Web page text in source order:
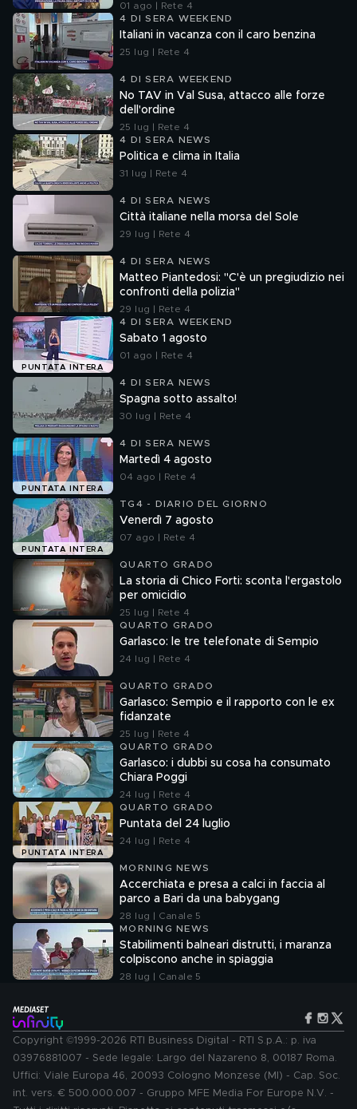
01 ago | Rete 4
4 DI SERA WEEKEND
Italiani in vacanza con il caro benzina
25 lug | Rete 4
4 DI SERA WEEKEND
No TAV in Val Susa, attacco alle forze
dell'ordine
25 lug | Rete 4
4 DI SERA NEWS
Politica e clima in Italia
31 lug | Rete 4
4 DI SERA NEWS
Città italiane nella morsa del Sole
29 lug | Rete 4
4 DI SERA NEWS
Matteo Piantedosi: "C'è un pregiudizio nei
confronti della polizia"
29 lug | Rete 4
PUNTATA INTERA
4 DI SERA WEEKEND
Sabato 1 agosto
01 ago | Rete 4
4 DI SERA NEWS
Spagna sotto assalto!
30 lug | Rete 4
PUNTATA INTERA
4 DI SERA NEWS
Martedì 4 agosto
04 ago | Rete 4
PUNTATA INTERA
TG4 - DIARIO DEL GIORNO
Venerdì 7 agosto
07 ago | Rete 4
QUARTO GRADO
La storia di Chico Forti: sconta l'ergastolo
per omicidio
25 lug | Rete 4
QUARTO GRADO
Garlasco: le tre telefonate di Sempio
24 lug | Rete 4
QUARTO GRADO
Garlasco: Sempio e il rapporto con le ex
fidanzate
25 lug | Rete 4
QUARTO GRADO
Garlasco: i dubbi su cosa ha consumato
Chiara Poggi
24 lug | Rete 4
PUNTATA INTERA
QUARTO GRADO
Puntata del 24 luglio
24 lug | Rete 4
MORNING NEWS
Accerchiata e presa a calci in faccia al
parco a Bari da una babygang
28 lug | Canale 5
MORNING NEWS
Stabilimenti balneari distrutti, i maranza
colpiscono anche in spiaggia
28 lug | Canale 5
Copyright ©1999-2026 RTI Business Digital - RTI S.p.A.: p. iva
03976881007 - Sede legale: Largo del Nazareno 8, 00187 Roma.
Uffici: Viale Europa 46, 20093 Cologno Monzese (MI) - Cap. Soc.
int. vers. € 500.000.007 - Gruppo MFE Media For Europe N.V. -